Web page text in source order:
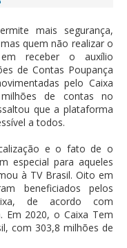
mais segurança,
quem não realizar o
receber o auxílio
de Contas Poupança
pelo Caixa
de contas no
que a plataforma
a todos.
e o fato de o
especial para aqueles
à TV Brasil. Oito em
beneficiados pelos
de acordo com
Em 2020, o Caixa Tem
com 303,8 milhões de